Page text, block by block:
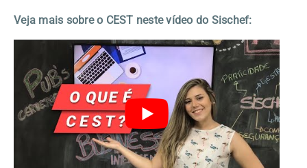
Veja mais sobre o CEST neste vídeo do Sischef: